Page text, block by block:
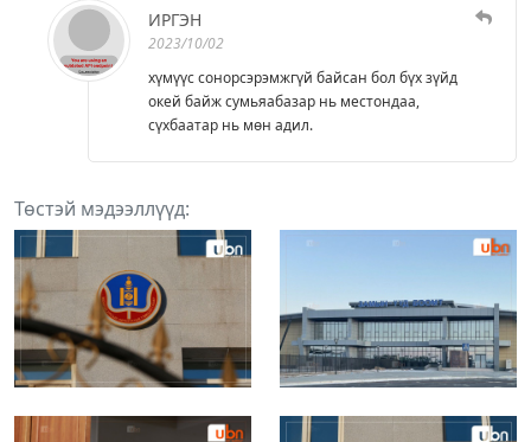
ИРГЭН
2023/10/02
хүмүүс сонорсэрэмжгүй байсан бол бүх зүйд
окей байж сумьяабазар нь местондаа,
сүхбаатар нь мөн адил.
Төстэй мэдээллүүд: